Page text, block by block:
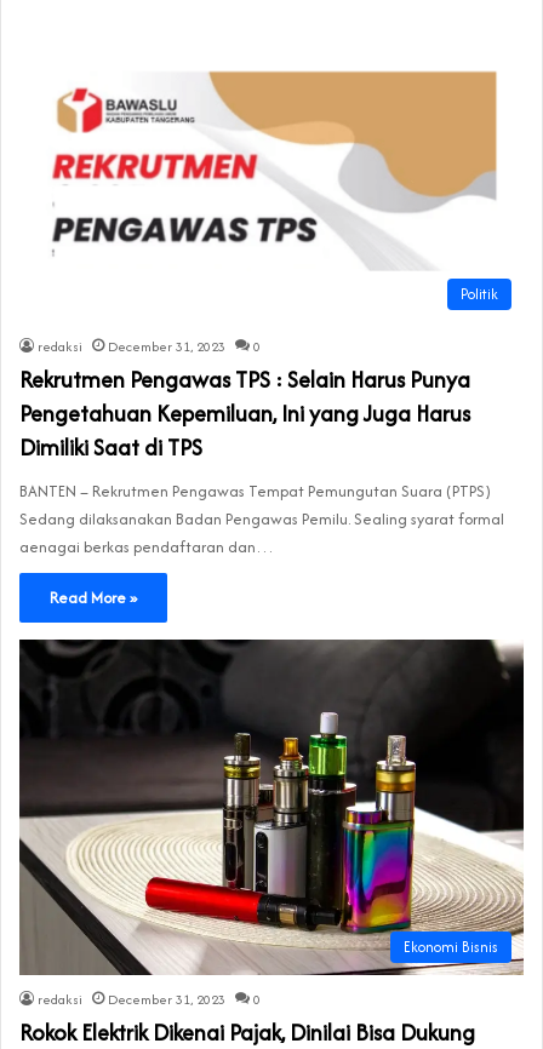
Politik
redaksi December 31, 2023 0
Rekrutmen Pengawas TPS : Selain Harus Punya
Pengetahuan Kepemiluan, Ini yang Juga Harus
Dimiliki Saat di TPS
BANTEN – Rekrutmen Pengawas Tempat Pemungutan Suara (PTPS)
Sedang dilaksanakan Badan Pengawas Pemilu. Sealing syarat formal
aenagai berkas pendaftaran dan…
Read More »
Ekonomi Bisnis
redaksi December 31, 2023 0
Rokok Elektrik Dikenai Pajak, Dinilai Bisa Dukung